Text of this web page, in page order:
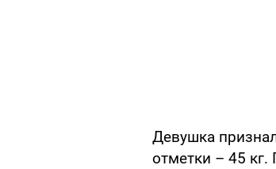
Девушка
отметки – 45